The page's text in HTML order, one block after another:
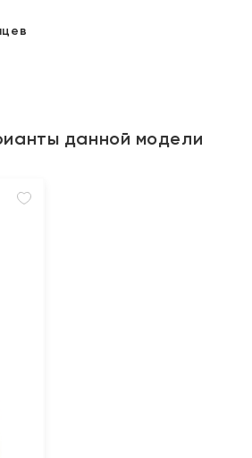
данной модели